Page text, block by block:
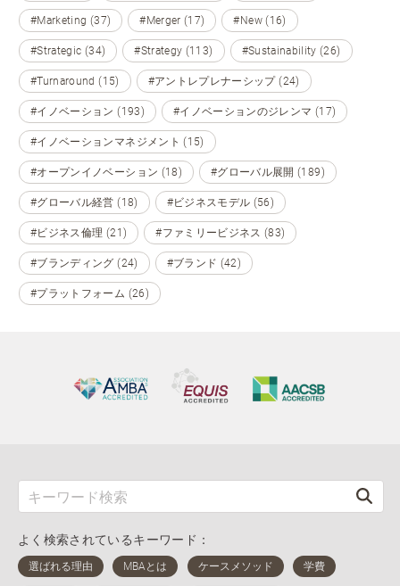
#Marketing (37) #Merger (17) #New (16)
#Strategic (34) #Strategy (113) #Sustainability (26)
#Turnaround (15) #アントレプレナーシップ (24)
#イノベーション (193) #イノベーションのジレンマ (17)
#イノベーションマネジメント (15)
#オープンイノベーション (18) #グローバル展開 (189)
#グローバル経営 (18) #ビジネスモデル (56)
#ビジネス倫理 (21) #ファミリービジネス (83)
#ブランディング (24) #ブランド (42)
#プラットフォーム (26)
よく検索されているキーワード：